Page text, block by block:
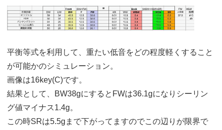
平衡等式を利用して、重たい低音をどの程度軽くすること
が可能かのシミュレーション。
画像は16key(C)です。
結果として、BW38gにするとFWは36.1gになりシーリン
グ値マイナス1.4g。
この時SRは5.5gまで下がってますのでこの辺りが限界で